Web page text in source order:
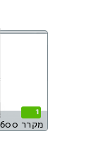
1
מקרר 600 ליטר